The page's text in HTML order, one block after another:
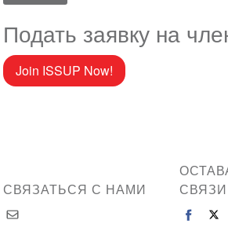
Подать заявку на
Join ISSUP Now!
СВЯЗАТЬСЯ С НАМИ
СВЯЗИ